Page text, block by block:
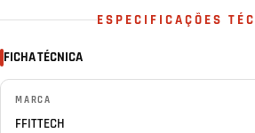
ESPECIFICAÇÕES
FICHA TÉCNICA
MARCA
FFITTECH